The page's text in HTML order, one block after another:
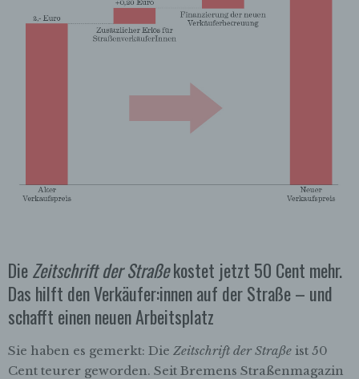
DieZeitschrift der Straßekostet jetzt 50 Cent mehr.
Das hilft den Verkäufer:innen auf der Straße – und
schafft einen neuen Arbeitsplatz
Sie haben es gemerkt: Die Zeitschrift der Straße ist 50
Cent teurer geworden. Seit Bremens Straßenmagazin